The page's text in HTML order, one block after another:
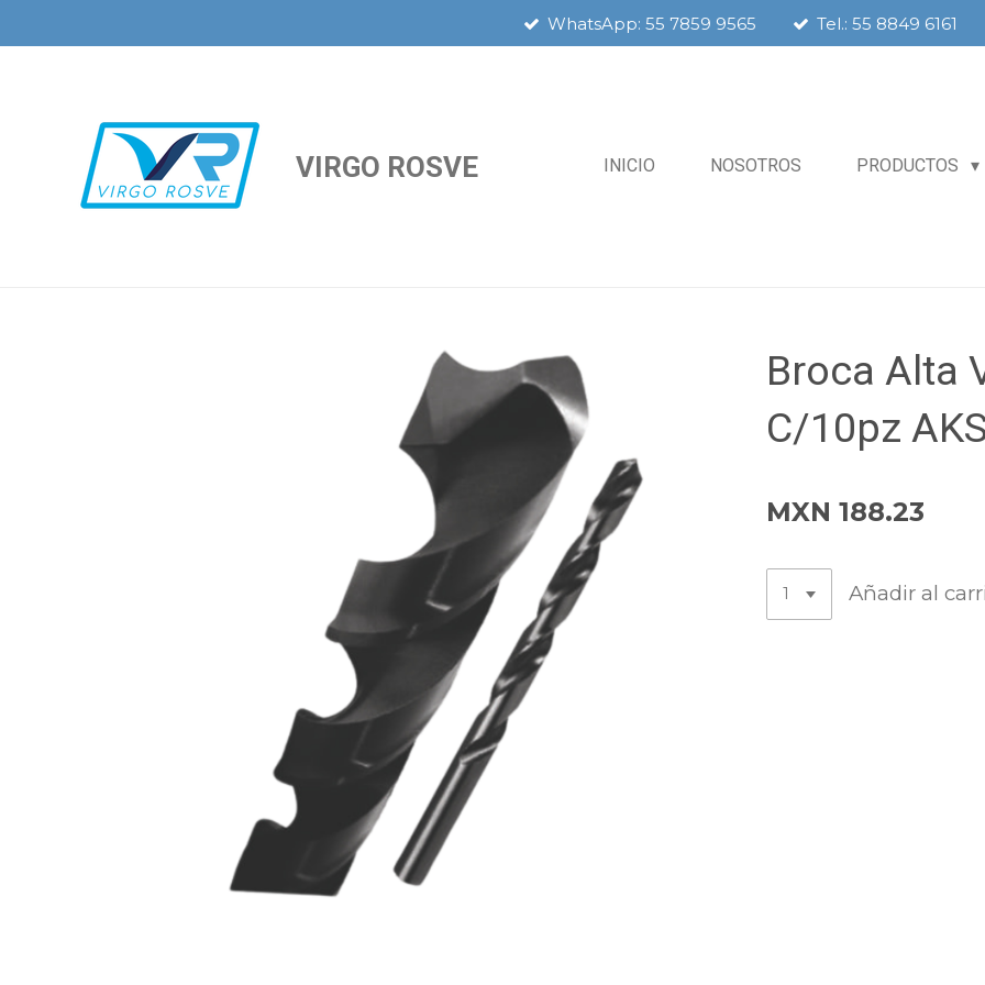
WhatsApp: 55 7859 9565 Tel.: 55 8849 6161
VIRGO ROSVE INICIO NOSOTROS PRODUCTOS
Broca Alta
C/10pz
MXN 188.23
Añadir al